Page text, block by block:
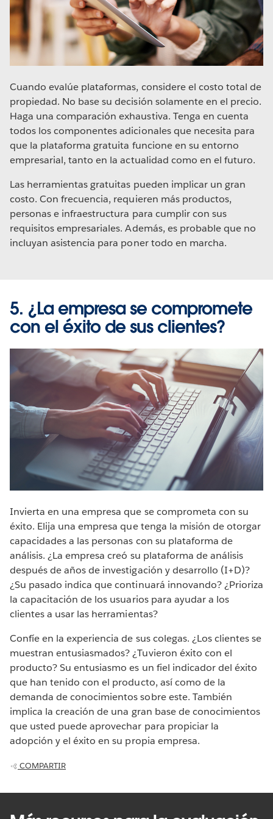
implementar análisis de autoservicio administrado a
gran escala. Y, si desea otorgar capacidades a toda su
organización, necesita una herramienta de análisis que
sea del agrado de los miembros de la empresa y en la
La plataforma adecuada permite a las organizaciones
adoptar una metodología de análisis habilitada por el
departamento de TI y dirigida por la empresa. Con ella,
los profesionales de TI pueden establecer un entorno
seguro y administrado que proteja los datos y
garantice su integridad, sin renunciar a la innovación ni
a la agilidad del negocio.
La plataforma apropiada permite que todos, incluso
quienes no son analistas, tengan conversaciones
basadas en datos y aprovechen la información
obtenida a partir de ellos. Ayuda a las organizaciones a
MÁS INFORMACIÓN
Cuando evalúe plataformas, considere el costo total de
propiedad. No base su decisión solamente en el precio.
Haga una comparación exhaustiva. Tenga en cuenta
todos los componentes adicionales que necesita para
que la plataforma gratuita funcione en su entorno
empresarial, tanto en la actualidad como en el futuro.
Las herramientas gratuitas pueden implicar un gran
costo. Con frecuencia, requieren más productos,
personas e infraestructura para cumplir con sus
requisitos empresariales. Además, es probable que no
incluyan asistencia para poner todo en marcha.
5. ¿La empresa se compromete
con el éxito de sus clientes?
Invierta en una empresa que se comprometa con su
éxito. Elija una empresa que tenga la misión de otorgar
capacidades a las personas con su plataforma de
análisis. ¿La empresa creó su plataforma de análisis
después de años de investigación y desarrollo (I+D)?
¿Su pasado indica que continuará innovando? ¿Prioriza
la capacitación de los usuarios para ayudar a los
clientes a usar las herramientas?
Confíe en la experiencia de sus colegas. ¿Los clientes se
muestran entusiasmados? ¿Tuvieron éxito con el
producto? Su entusiasmo es un fiel indicador del éxito
que han tenido con el producto, así como de la
demanda de conocimientos sobre este. También
implica la creación de una gran base de conocimientos
que usted puede aprovechar para propiciar la
adopción y el éxito en su propia empresa.
COMPARTIR